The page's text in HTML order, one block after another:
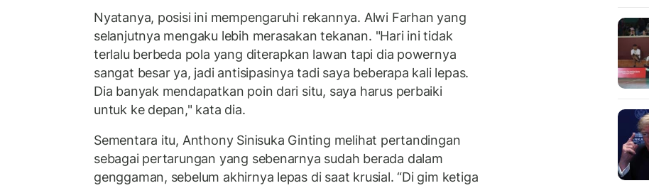
Nyatanya, posisi ini mempengaruhi rekannya. Alwi Farhan yang
selanjutnya mengaku lebih merasakan tekanan. "Hari ini tidak
terlalu berbeda pola yang diterapkan lawan tapi dia powernya
sangat besar ya, jadi antisipasinya tadi saya beberapa kali lepas.
Dia banyak mendapatkan poin dari situ, saya harus perbaiki
untuk ke depan," kata dia.
Sementara itu, Anthony Sinisuka Ginting melihat pertandingan
sebagai pertarungan yang sebenarnya sudah berada dalam
genggaman, sebelum akhirnya lepas di saat krusial. “Di gim ketiga